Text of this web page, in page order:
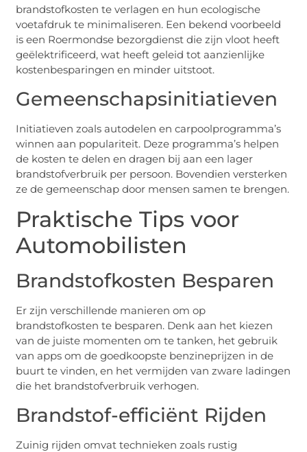
brandstofkosten te verlagen en hun ecologische
voetafdruk te minimaliseren. Een bekend voorbeeld
is een Roermondse bezorgdienst die zijn vloot heeft
geëlektrificeerd, wat heeft geleid tot aanzienlijke
kostenbesparingen en minder uitstoot.
Gemeenschapsinitiatieven
Initiatieven zoals autodelen en carpoolprogramma’s
winnen aan populariteit. Deze programma’s helpen
de kosten te delen en dragen bij aan een lager
brandstofverbruik per persoon. Bovendien versterken
ze de gemeenschap door mensen samen te brengen.
Praktische Tips voor
Automobilisten
Brandstofkosten Besparen
Er zijn verschillende manieren om op
brandstofkosten te besparen. Denk aan het kiezen
van de juiste momenten om te tanken, het gebruik
van apps om de goedkoopste benzineprijzen in de
buurt te vinden, en het vermijden van zware ladingen
die het brandstofverbruik verhogen.
Brandstof-efficiënt Rijden
Zuinig rijden omvat technieken zoals rustig